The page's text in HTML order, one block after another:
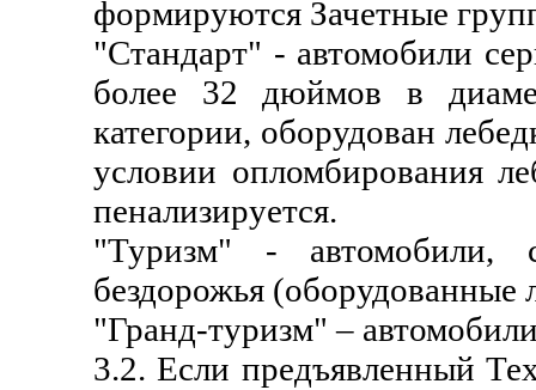
формируются Зачетные
"Стандарт" - автомобили
более 32 дюймов в
категории, оборудован
условии опломбирования
пенализируется.
"Туризм" - автомобили,
бездорожья
"Гранд-туризм" –
3.2. Если предъявленный